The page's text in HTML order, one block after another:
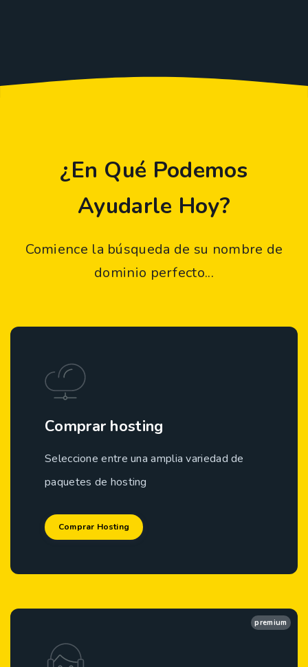
¿En Qué Podemos
Ayudarle Hoy?
Comience la búsqueda de su nombre de
dominio perfecto...
Comprar hosting
Seleccione entre una amplia variedad de
paquetes de hosting
Comprar Hosting
premium